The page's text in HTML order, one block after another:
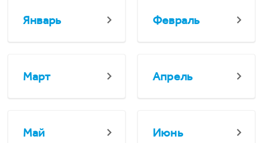
Январь Февраль
Март Апрель
Май Июнь